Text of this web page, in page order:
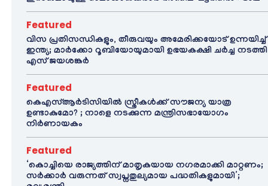
Featured
വിസ പ്രതിസന്ധികളും, തീരുവയും അമേരിക്കയോട് ഉന്നയിച്ച്
ഇന്ത്യ; മാർക്കോ റൂബിയോയുമായി ഉഭയകക്ഷി ചർച്ച നടത്തി
എസ് ജയശങ്കർ
Featured
കെഎസ്ആർടിസിയിൽ സ്ത്രീകൾക്ക് സൗജന്യ യാത്ര
ഉണ്ടാകുമോ? ; നാളെ നടക്കുന്ന മന്ത്രിസഭായോഗം
നിർണായകം
Featured
‘കൊച്ചിയെ രാജ്യത്തിന് മാതൃകയായ നഗരമാക്കി മാറ്റണം;
സർക്കാർ വരുന്നത് സ്വപ്നതുല്യമായ പദ്ധതികളുമായി’;